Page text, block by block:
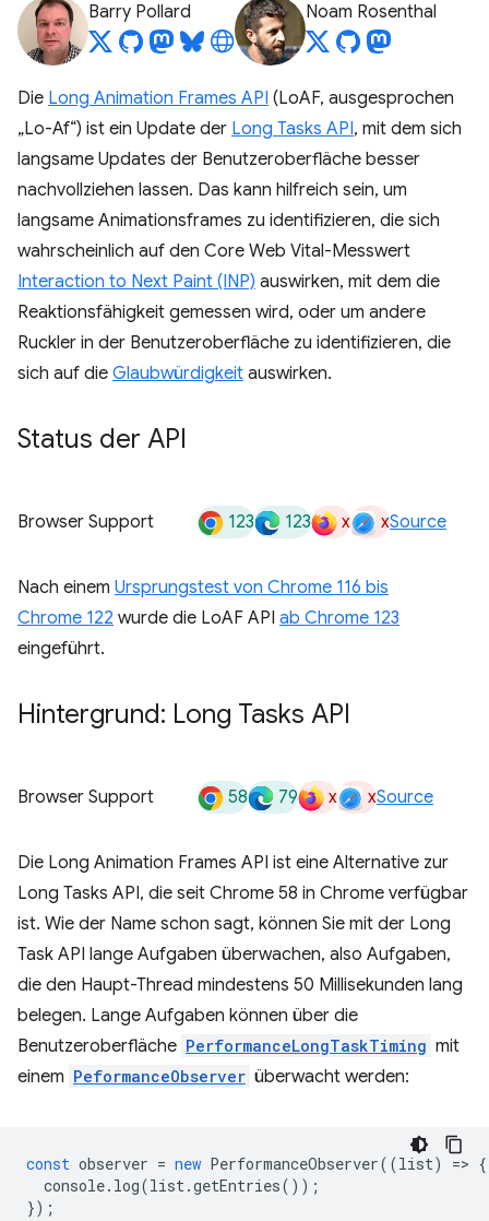
Barry Pollard Noam Rosenthal
Die Long Animation Frames API (LoAF, ausgesprochen
„Lo-Af“) ist ein Update der Long Tasks API, mit dem sich
langsame Updates der Benutzeroberfläche besser
nachvollziehen lassen. Das kann hilfreich sein, um
langsame Animationsframes zu identifizieren, die sich
wahrscheinlich auf den Core Web Vital-Messwert
Interaction to Next Paint (INP) auswirken, mit dem die
Reaktionsfähigkeit gemessen wird, oder um andere
Ruckler in der Benutzeroberfläche zu identifizieren, die
sich auf die Glaubwürdigkeit auswirken.
Status der API
Browser Support 123 123 x xSource
Nach einem Ursprungstest von Chrome 116 bis
Chrome 122 wurde die LoAF API ab Chrome 123
eingeführt.
Hintergrund: Long Tasks API
Browser Support 58 79 x xSource
Die Long Animation Frames API ist eine Alternative zur
Long Tasks API, die seit Chrome 58 in Chrome verfügbar
ist. Wie der Name schon sagt, können Sie mit der Long
Task API lange Aufgaben überwachen, also Aufgaben,
die den Haupt-Thread mindestens 50 Millisekunden lang
belegen. Lange Aufgaben können über die
Benutzeroberfläche PerformanceLongTaskTiming mit
einem PeformanceObserver überwacht werden:
const observer = new PerformanceObserver((list) => {
console. log(list.getEntries());
});